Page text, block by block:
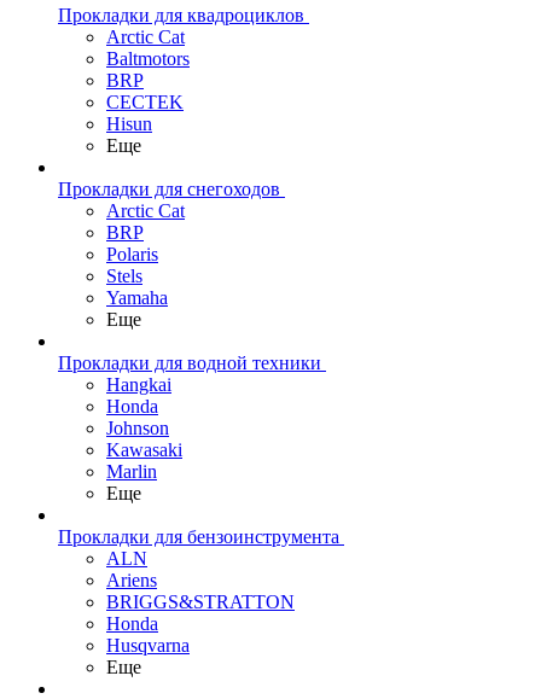
Прокладки для квадроциклов
Arctic Cat
Baltmotors
BRP
CECTEK
Hisun
Еще
Прокладки для снегоходов
Arctic Cat
BRP
Polaris
Stels
Yamaha
Еще
Прокладки для водной техники
Hangkai
Honda
Johnson
Kawasaki
Marlin
Еще
Прокладки для бензоинструмента
ALN
Ariens
BRIGGS&STRATTON
Honda
Husqvarna
Еще